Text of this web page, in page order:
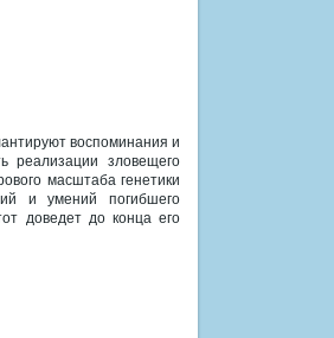
воспоминания и
реализации зловещего
масштаба генетики
и умений погибшего
доведет до конца его